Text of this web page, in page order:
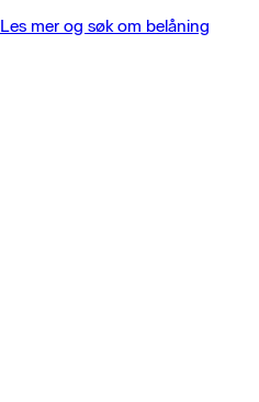
Les mer og søk om belåning